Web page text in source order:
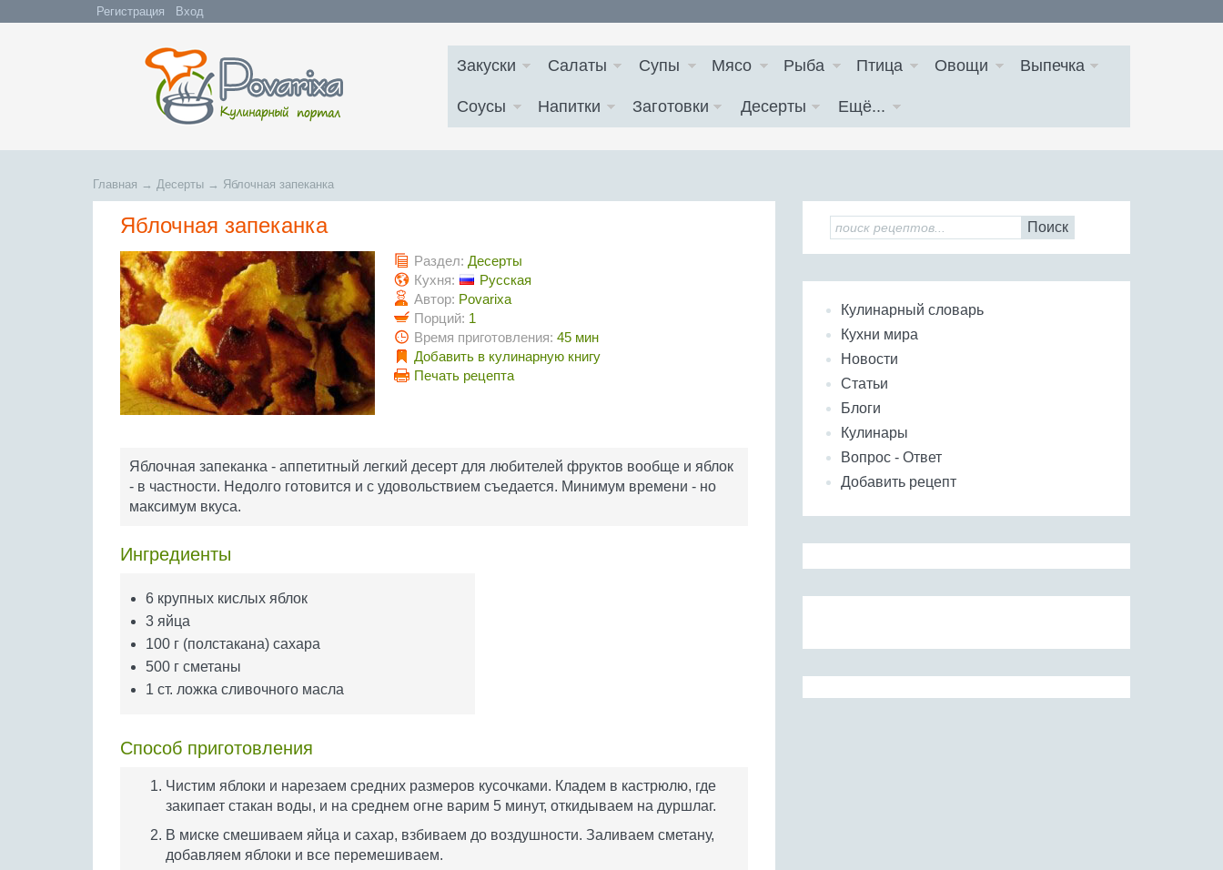
Регистрация Вход
Закуски Салаты Супы Мясо Рыба Птица Овощи Выпечка
Соусы Напитки Заготовки Десерты Ещё...
Главная → Десерты → Яблочная запеканка
Яблочная запеканка
Раздел: Десерты
Кухня:
Русская
Автор: Povarixa
Порций: 1
Время приготовления: 45 мин
Добавить в кулинарную книгу
Печать рецепта
Яблочная запеканка - аппетитный легкий десерт для любителей фруктов вообще и яблок
- в частности. Недолго готовится и с удовольствием съедается. Минимум времени - но
максимум вкуса.
Ингредиенты
6 крупных кислых яблок
3 яйца
100 г (полстакана) сахара
500 г сметаны
1 ст. ложка сливочного масла
Способ приготовления
Чистим яблоки и нарезаем средних размеров кусочками. Кладем в кастрюлю, где
закипает стакан воды, и на среднем огне варим 5 минут, откидываем на дуршлаг.
В миске смешиваем яйца и сахар, взбиваем до воздушности. Заливаем сметану,
добавляем яблоки и все перемешиваем.
Поиск
Кулинарный словарь
Кухни мира
Новости
Статьи
Блоги
Кулинары
Вопрос - Ответ
Добавить рецепт